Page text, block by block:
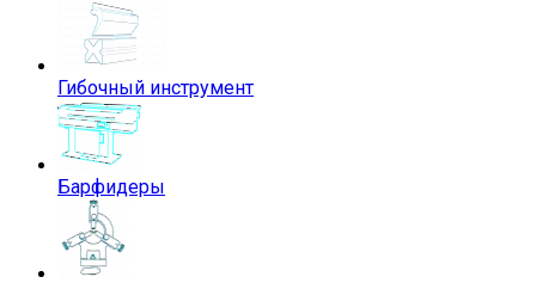
Гибочный инструмент
Барфидеры